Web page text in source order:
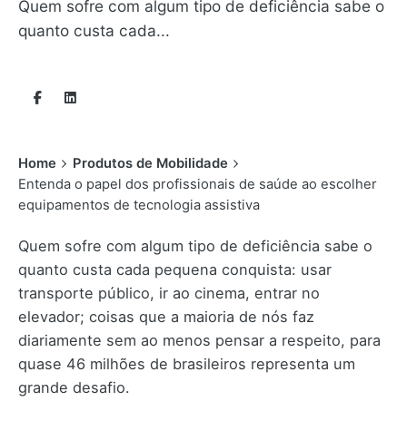
Quem sofre com algum tipo de deficiência sabe o
quanto custa cada...
Home
Produtos de Mobilidade
Entenda o papel dos profissionais de saúde ao escolher
equipamentos de tecnologia assistiva
Quem sofre com algum tipo de deficiência sabe o
quanto custa cada pequena conquista: usar
transporte público, ir ao cinema, entrar no
elevador; coisas que a maioria de nós faz
diariamente sem ao menos pensar a respeito, para
quase 46 milhões de brasileiros representa um
grande desafio.